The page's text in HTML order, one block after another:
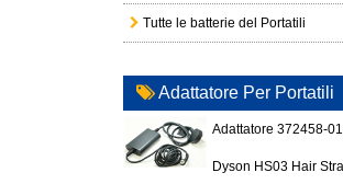
Tutte le batterie del Portatili
Adattatore Per Portatili
Adattatore 372458-01